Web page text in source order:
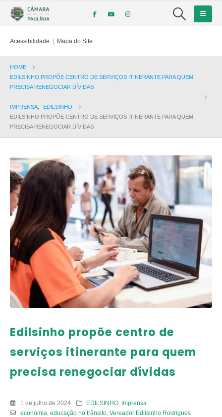
Acessibilidade | Mapa do Site
HOME
EDILSINHO PROPÕE CENTRO DE SERVIÇOS ITINERANTE PARA QUEM
PRECISA RENEGOCIAR DÍVIDAS
IMPRENSA
EDILSINHO
EDILSINHO PROPÕE CENTRO DE SERVIÇOS ITINERANTE PARA QUEM
PRECISA RENEGOCIAR DÍVIDAS
Edilsinho propõe centro de
serviços itinerante para quem
precisa renegociar dívidas
1 de julho de 2024 EDILSINHO Imprensa
economia educação no trânsito, Vereador Edilsinho Rodrigues